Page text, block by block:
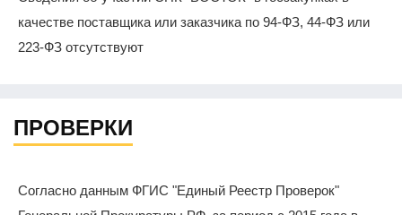
качестве поставщика или заказчика по 94-ФЗ, 44-ФЗ или
223-ФЗ отсутствуют
ПРОВЕРКИ
Согласно данным ФГИС "Единый Реестр Проверок"